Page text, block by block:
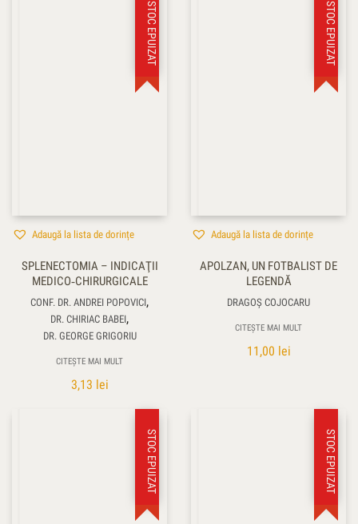
STOC EPUIZAT
Adaugă la lista de dorințe
SPLENECTOMIA – INDICAŢII
MEDICO‑CHIRURGICALE
CONF. DR. ANDREI POPOVICI,
DR. CHIRIAC BABEI,
DR. GEORGE GRIGORIU
CITEȘTE MAI MULT
3,13 lei
STOC EPUIZAT
Adaugă la lista de dorințe
APOLZAN, UN FOTBALIST DE
LEGENDĂ
DRAGOŞ COJOCARU
CITEȘTE MAI MULT
11,00 lei
STOC EPUIZAT STOC EPUIZAT